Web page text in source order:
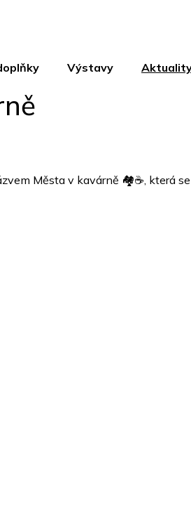
Výstavy
Města v kavárně 🏘️☕️, která